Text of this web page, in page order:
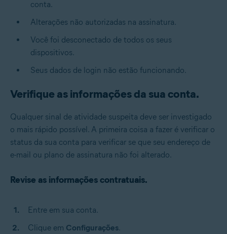
conta.
Alterações não autorizadas na assinatura.
Você foi desconectado de todos os seus
dispositivos.
Seus dados de login não estão funcionando.
Verifique as informações da sua conta.
Qualquer sinal de atividade suspeita deve ser investigado
o mais rápido possível. A primeira coisa a fazer é verificar o
status da sua conta para verificar se que seu endereço de
e-mail ou plano de assinatura não foi alterado.
Revise as informações contratuais.
Entre em sua conta.
Clique em Configurações.